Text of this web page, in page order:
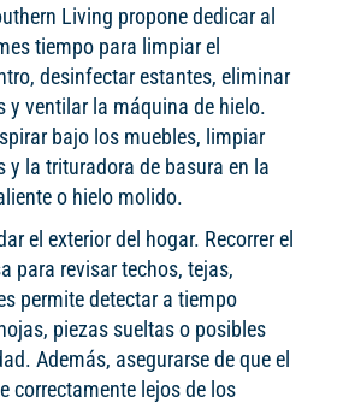
Living propone dedicar al
tiempo para limpiar el
desinfectar estantes, eliminar
y ventilar la máquina de hielo.
bajo los muebles, limpiar
y la trituradora de basura en la
o hielo molido.
el exterior del hogar. Recorrer el
para revisar techos, tejas,
permite detectar a tiempo
piezas sueltas o posibles
Además, asegurarse de que el
correctamente lejos de los